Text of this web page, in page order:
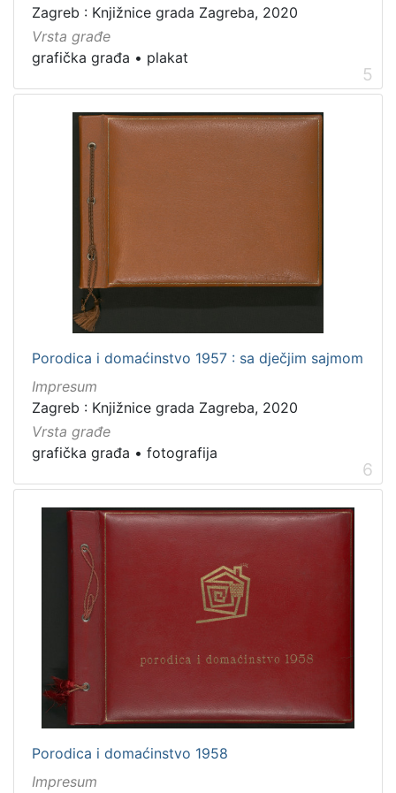
Zagreb : Knjižnice grada Zagreba, 2020
Vrsta građe
grafička građa • plakat
5
Porodica i domaćinstvo 1957 : sa dječjim sajmom
Impresum
Zagreb : Knjižnice grada Zagreba, 2020
Vrsta građe
grafička građa • fotografija
6
Porodica i domaćinstvo 1958
Impresum